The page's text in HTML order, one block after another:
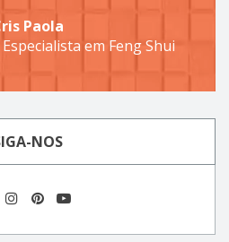
Paola
em Feng Shui
NOS